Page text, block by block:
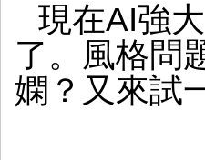
現在AI強
了。風格問
嫻？又來試